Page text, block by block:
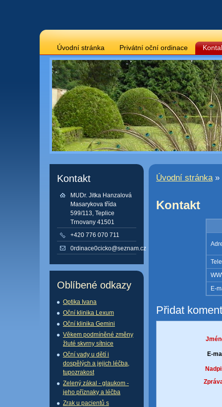
Úvodní stránka Privátní oční ordinace
Úvodní stránka»
Kontakt
E-
Přidat
E-
Kontakt
MUDr. Jitka Hanzalová
Masarykova třída
599/113, Teplice
Trnovany 41501
+420 776 070 711
0rdinace0cicko@seznam.cz
Oblíbené odkazy
Optika Ivana
Oční klinika Lexum
Oční klinika Gemini
Věkem podmíněné změny
žluté skvrny sítnice
Oční vady u dětí i
dospělých a jejich léčba,
tupozrakost
Zelený zákal - glaukom -
jeho příznaky a léčba
Zrak u pacientů s